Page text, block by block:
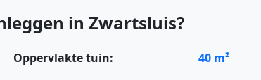
in Zwartsluis?
Oppervlakte tuin: 40 m²